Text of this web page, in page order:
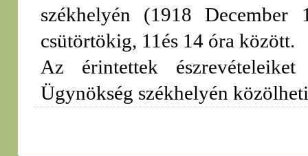
székhelyén (1918
csütörtökig, 11és 14 óra között.
Az érintettek
Ügynökség székhelyén